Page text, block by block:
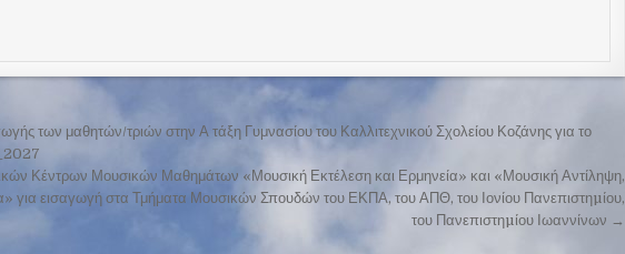
των μαθητών/τριών στην Α τάξη Γυμνασίου του Καλλιτεχνικού Σχολείου Κοζάνης για το
Κέντρων Μουσικών Μαθημάτων «Μουσική Εκτέλεση και Ερμηνεία» και «Μουσική Αντίληψη,
για εισαγωγή στα Τμήματα Μουσικών Σπουδών του ΕΚΠΑ, του ΑΠΘ, του Ιονίου Πανεπιστηµίου,
του Πανεπιστηµίου Ιωαννίνων →